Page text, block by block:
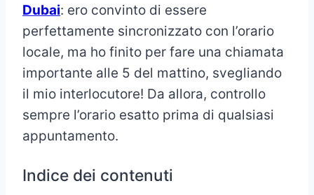
Dubai: ero convinto di essere
perfettamente sincronizzato con l’orario
locale, ma ho finito per fare una chiamata
importante alle 5 del mattino, svegliando
il mio interlocutore! Da allora, controllo
sempre l’orario esatto prima di qualsiasi
appuntamento.
Indice dei contenuti